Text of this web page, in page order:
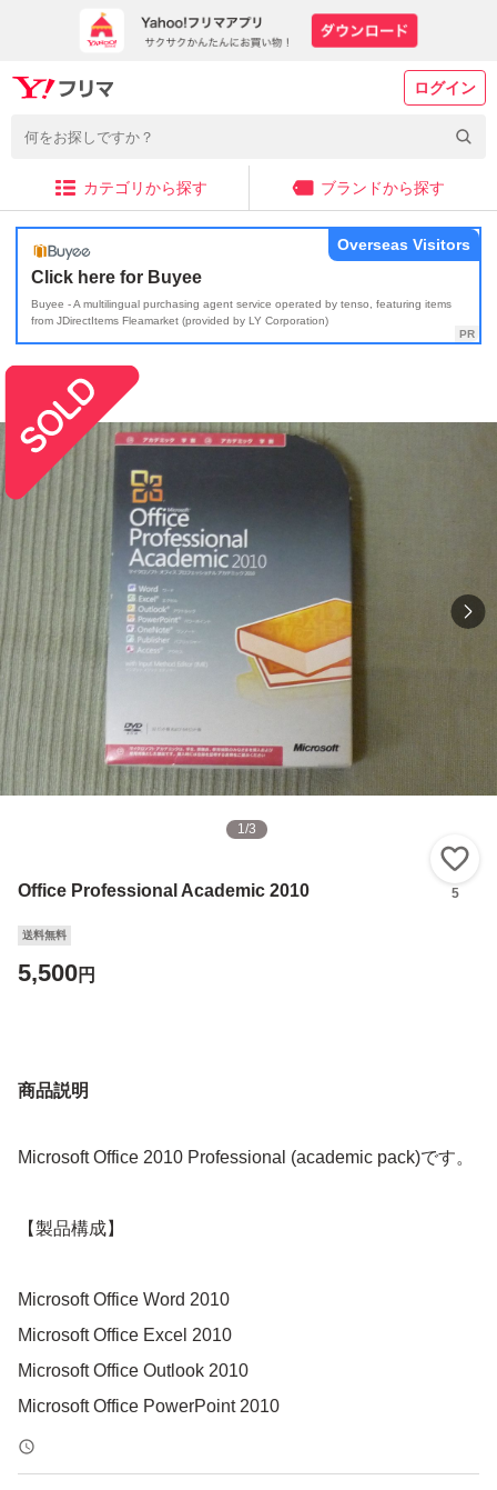
ログイン
カテゴリから探す ブランドから探す
Click here for Buyee
Buyee - A multilingual purchasing agent service operated by tenso, featuring items
from JDirectItems Fleamarket (provided by LY Corporation)
Overseas Visitors
1/3
Office Professional Academic 2010 5
送料無料
5,500円
商品説明
Microsoft Office 2010 Professional (academic pack)です。
【製品構成】
Microsoft Office Word 2010
Microsoft Office Excel 2010
Microsoft Office Outlook 2010
Microsoft Office PowerPoint 2010
Microsoft Office OneNote 2010
Microsoft Office Publisher 2010